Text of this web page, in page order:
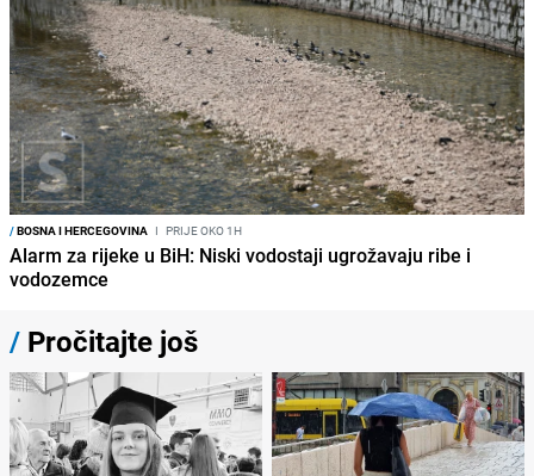
/BOSNA I HERCEGOVINA I PRIJE OKO 1H
Alarm za rijeke u BiH: Niski vodostaji ugrožavaju ribe i
vodozemce
/ Pročitajte još